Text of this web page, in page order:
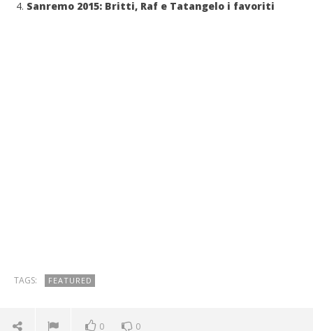
Sanremo 2015: Britti, Raf e Tatangelo i favoriti
TAGS: FEATURED
0 0